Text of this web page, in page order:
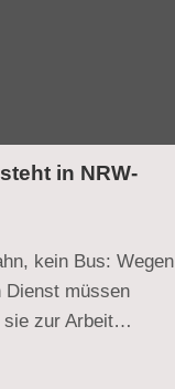
in NRW-
kein Bus: Wegen
Dienst müssen
sie zur Arbeit…